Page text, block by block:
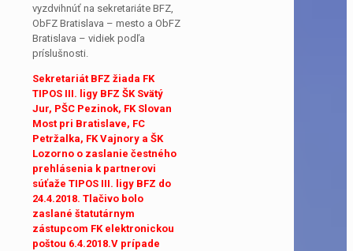
vyzdvihnúť na sekretariáte BFZ,
ObFZ Bratislava – mesto a ObFZ
Bratislava – vidiek podľa
príslušnosti.
Sekretariát BFZ žiada FK
TIPOS III. ligy BFZ ŠK Svätý
Jur, PŠC Pezinok, FK Slovan
Most pri Bratislave, FC
Petržalka, FK Vajnory a ŠK
Lozorno o zaslanie čestného
prehlásenia k partnerovi
súťaže TIPOS III. ligy BFZ do
24.4.2018. Tlačivo bolo
zaslané štatutárnym
zástupcom FK elektronickou
poštou 6.4.2018.V prípade